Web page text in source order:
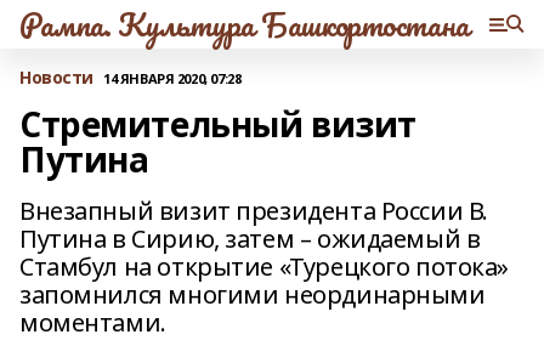
Рампа. Культура Башкортостана
Новости 14 ЯНВАРЯ 2020, 07:28
Стремительный визит
Путина
Внезапный визит президента России В.
Путина в Сирию, затем – ожидаемый в
Стамбул на открытие «Турецкого потока»
запомнился многими неординарными
моментами.